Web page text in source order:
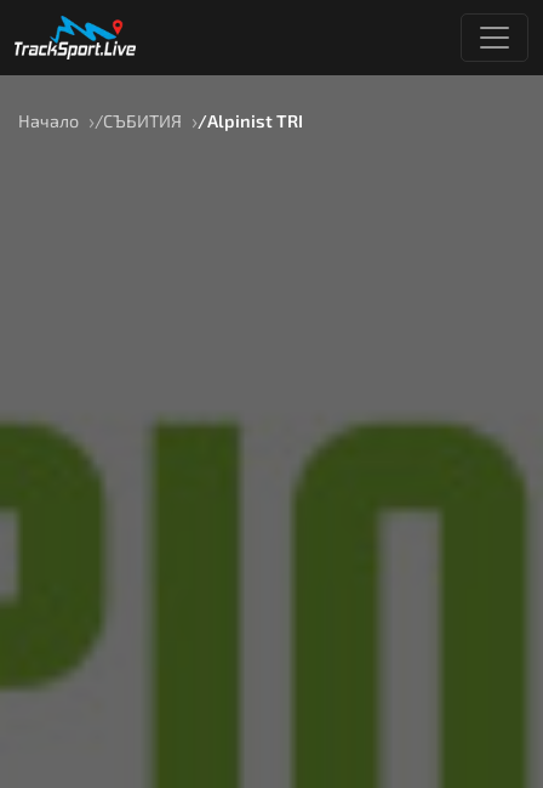
Начало СЪБИТИЯ Alpinist TRI